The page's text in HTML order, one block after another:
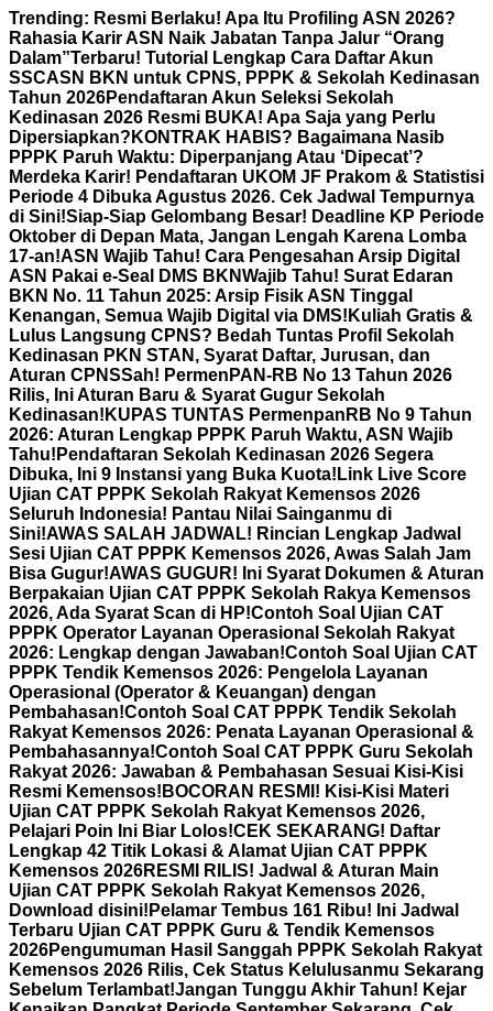
Skip
to
content
Trending: Resmi Berlaku! Apa Itu Profiling ASN 2026?
Rahasia Karir ASN Naik Jabatan Tanpa Jalur “Orang
Dalam”Terbaru! Tutorial Lengkap Cara Daftar Akun
SSCASN BKN untuk CPNS, PPPK & Sekolah Kedinasan
Tahun 2026Pendaftaran Akun Seleksi Sekolah
Kedinasan 2026 Resmi BUKA! Apa Saja yang Perlu
Dipersiapkan? KONTRAK HABIS? Bagaimana Nasib
PPPK Paruh Waktu: Diperpanjang Atau ‘Dipecat’?
Merdeka Karir! Pendaftaran UKOM JF Prakom & Statistisi
Periode 4 Dibuka Agustus 2026. Cek Jadwal Tempurnya
di Sini!Siap-Siap Gelombang Besar! Deadline KP Periode
Oktober di Depan Mata, Jangan Lengah Karena Lomba
17-an!ASN Wajib Tahu! Cara Pengesahan Arsip Digital
ASN Pakai e-Seal DMS BKNWajib Tahu! Surat Edaran
BKN No. 11 Tahun 2025: Arsip Fisik ASN Tinggal
Kenangan, Semua Wajib Digital via DMS! Kuliah Gratis &
Lulus Langsung CPNS? Bedah Tuntas Profil Sekolah
Kedinasan PKN STAN, Syarat Daftar, Jurusan, dan
Aturan CPNSSah! PermenPAN-RB No 13 Tahun 2026
Rilis, Ini Aturan Baru & Syarat Gugur Sekolah
Kedinasan! KUPAS TUNTAS PermenpanRB No 9 Tahun
2026: Aturan Lengkap PPPK Paruh Waktu, ASN Wajib
Tahu! Pendaftaran Sekolah Kedinasan 2026 Segera
Dibuka, Ini 9 Instansi yang Buka Kuota! Link Live Score
Ujian CAT PPPK Sekolah Rakyat Kemensos 2026
Seluruh Indonesia! Pantau Nilai Sainganmu di
Sini!AWAS SALAH JADWAL! Rincian Lengkap Jadwal
Sesi Ujian CAT PPPK Kemensos 2026, Awas Salah Jam
Bisa Gugur!AWAS GUGUR! Ini Syarat Dokumen & Aturan
Berpakaian Ujian CAT PPPK Sekolah Rakya Kemensos
2026, Ada Syarat Scan di HP!Contoh Soal Ujian CAT
PPPK Operator Layanan Operasional Sekolah Rakyat
2026: Lengkap dengan Jawaban!Contoh Soal Ujian CAT
PPPK Tendik Kemensos 2026: Pengelola Layanan
Operasional (Operator & Keuangan) dengan
Pembahasan!Contoh Soal CAT PPPK Tendik Sekolah
Rakyat Kemensos 2026: Penata Layanan Operasional &
Pembahasannya!Contoh Soal CAT PPPK Guru Sekolah
Rakyat 2026: Jawaban & Pembahasan Sesuai Kisi-Kisi
Resmi Kemensos! BOCORAN RESMI! Kisi-Kisi Materi
Ujian CAT PPPK Sekolah Rakyat Kemensos 2026,
Pelajari Poin Ini Biar Lolos!CEK SEKARANG! Daftar
Lengkap 42 Titik Lokasi & Alamat Ujian CAT PPPK
Kemensos 2026RESMI RILIS! Jadwal & Aturan Main
Ujian CAT PPPK Sekolah Rakyat Kemensos 2026,
Download disini! Pelamar Tembus 161 Ribu! Ini Jadwal
Terbaru Ujian CAT PPPK Guru & Tendik Kemensos
2026Pengumuman Hasil Sanggah PPPK Sekolah Rakyat
Kemensos 2026 Rilis, Cek Status Kelulusanmu Sekarang
Sebelum Terlambat!Jangan Tunggu Akhir Tahun! Kejar